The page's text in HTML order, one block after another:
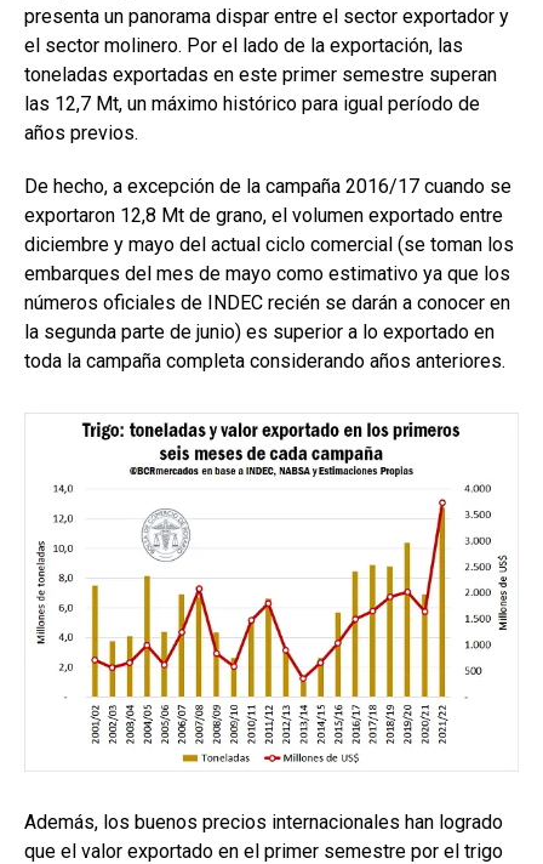
presenta un panorama dispar entre el sector exportador y
el sector molinero. Por el lado de la exportación, las
toneladas exportadas en este primer semestre superan
las 12,7 Mt, un máximo histórico para igual período de
años previos.
De hecho, a excepción de la campaña 2016/17 cuando se
exportaron 12,8 Mt de grano, el volumen exportado entre
diciembre y mayo del actual ciclo comercial (se toman los
embarques del mes de mayo como estimativo ya que los
números oficiales de INDEC recién se darán a conocer en
la segunda parte de junio) es superior a lo exportado en
toda la campaña completa considerando años anteriores.
Además, los buenos precios internacionales han logrado
que el valor exportado en el primer semestre por el trigo